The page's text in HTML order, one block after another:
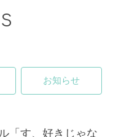
お知らせ
「す、好きじゃな